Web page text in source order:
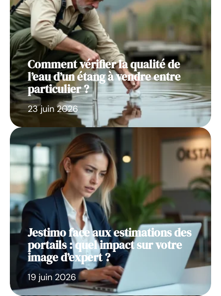
Comment vérifier la qualité de
l’eau d’un étang à vendre entre
particulier ?
23 juin 2026
Jestimo face aux estimations des
portails : quel impact sur votre
image d’expert ?
19 juin 2026